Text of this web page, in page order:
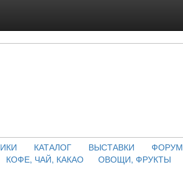
КАТАЛОГ ВЫСТАВКИ ФОРУМ
КОФЕ, ЧАЙ, КАКАО ОВОЩИ, ФРУКТЫ